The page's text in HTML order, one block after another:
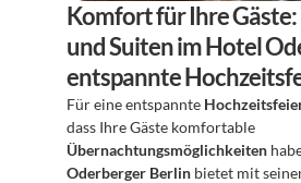
Komfort für Ihre
und Suiten im Hotel
entspannte
Für eine entspannte
Übernachtungsmöglichkeiten
Oderberger Berlin bietet mit